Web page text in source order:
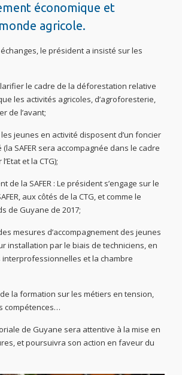
économique et
agricole.
le président a insisté sur les
le cadre de la déforestation relative
les activités agricoles, d’agroforesterie,
de l’avant;
jeunes en activité disposent d’un foncier
SAFER sera accompagnée dans le cadre
et la CTG);
de la SAFER : Le président s’engage sur le
aux côtés de la CTG, et comme le
de Guyane de 2017;
mesures d’accompagnement des jeunes
installation par le biais de techniciens, en
et la chambre
la formation sur les métiers en tension,
compétences…
de Guyane sera attentive à la mise en
et poursuivra son action en faveur du